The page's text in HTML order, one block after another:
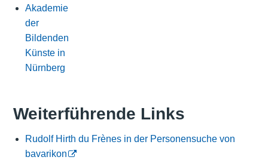
Akademie
der
Bildenden
Künste in
Nürnberg
Weiterführende Links
Rudolf Hirth du Frènes in der Personensuche von
bavarikon